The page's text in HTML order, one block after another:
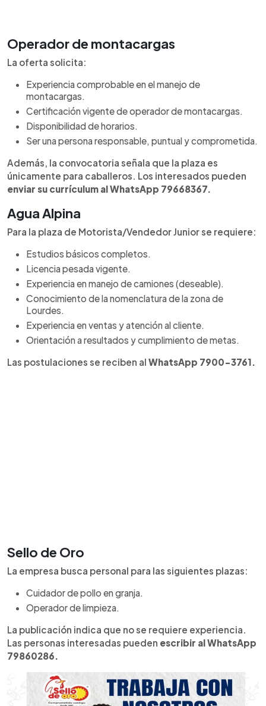
Operador de montacargas
La oferta solicita:
Experiencia comprobable en el manejo de
montacargas.
Certificación vigente de operador de montacargas.
Disponibilidad de horarios.
Ser una persona responsable, puntual y comprometida.
Además, la convocatoria señala que la plaza es
únicamente para caballeros. Los interesados pueden
enviar su currículum al WhatsApp 79668367.
Agua Alpina
Para la plaza de Motorista/Vendedor Junior se requiere:
Estudios básicos completos.
Licencia pesada vigente.
Experiencia en manejo de camiones (deseable).
Conocimiento de la nomenclatura de la zona de
Lourdes.
Experiencia en ventas y atención al cliente.
Orientación a resultados y cumplimiento de metas.
Las postulaciones se reciben al WhatsApp 7900-3761.
Sello de Oro
La empresa busca personal para las siguientes plazas:
Cuidador de pollo en granja.
Operador de limpieza.
La publicación indica que no se requiere experiencia.
Las personas interesadas pueden escribir al WhatsApp
79860286.